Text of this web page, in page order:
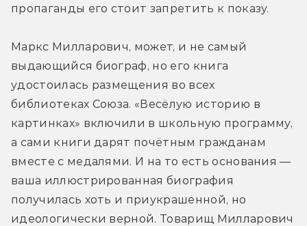
пропаганды его стоит запретить к показу.
Маркс Милларович, может, и не самый
выдающийся биограф, но его книга
удостоилась размещения во всех
библиотеках Союза. «Весёлую историю в
картинках» включили в школьную программу,
а сами книги дарят почётным гражданам
вместе с медалями. И на то есть основания —
ваша иллюстрированная биография
получилась хоть и приукрашенной, но
идеологически верной. Товарищ Милларович